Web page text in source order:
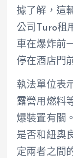
據了解，這
公司Turo租
車在爆炸前
停在酒店門
執法單位表
露營用燃料
爆裝置有關
是否和紐奧
定兩者之間